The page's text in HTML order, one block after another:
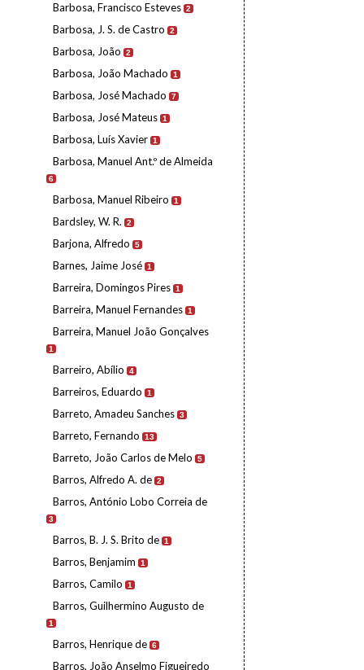
Barbosa, Francisco Esteves 2
Barbosa, J. S. de Castro 2
Barbosa, João 2
Barbosa, João Machado 1
Barbosa, José Machado 7
Barbosa, José Mateus 1
Barbosa, Luís Xavier 1
Barbosa, Manuel Ant.º de Almeida
6
Barbosa, Manuel Ribeiro 1
Bardsley, W. R. 2
Barjona, Alfredo 5
Barnes, Jaime José 1
Barreira, Domingos Pires 1
Barreira, Manuel Fernandes 1
Barreira, Manuel João Gonçalves
1
Barreiro, Abílio 4
Barreiros, Eduardo 1
Barreto, Amadeu Sanches 3
Barreto, Fernando 13
Barreto, João Carlos de Melo 5
Barros, Alfredo A. de 2
Barros, António Lobo Correia de
3
Barros, B. J. S. Brito de 1
Barros, Benjamim 1
Barros, Camilo 1
Barros, Guilhermino Augusto de
1
Barros, Henrique de 6
Barros, João Anselmo Figueiredo